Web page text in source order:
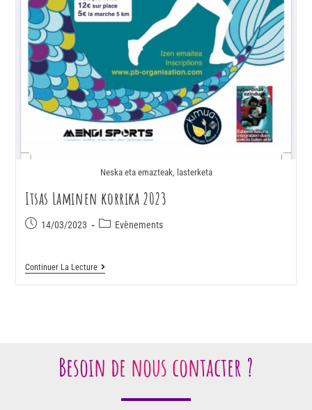
Neska eta emazteak, lasterketa
Itsas Laminen korrika 2023
14/03/2023 Evènements
Continuer La Lecture
Besoin de nous contacter ?